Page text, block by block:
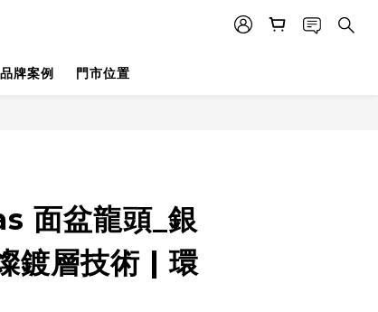
品牌案例 門市位置
面盆龍頭_銀
鍍層技術 | 環